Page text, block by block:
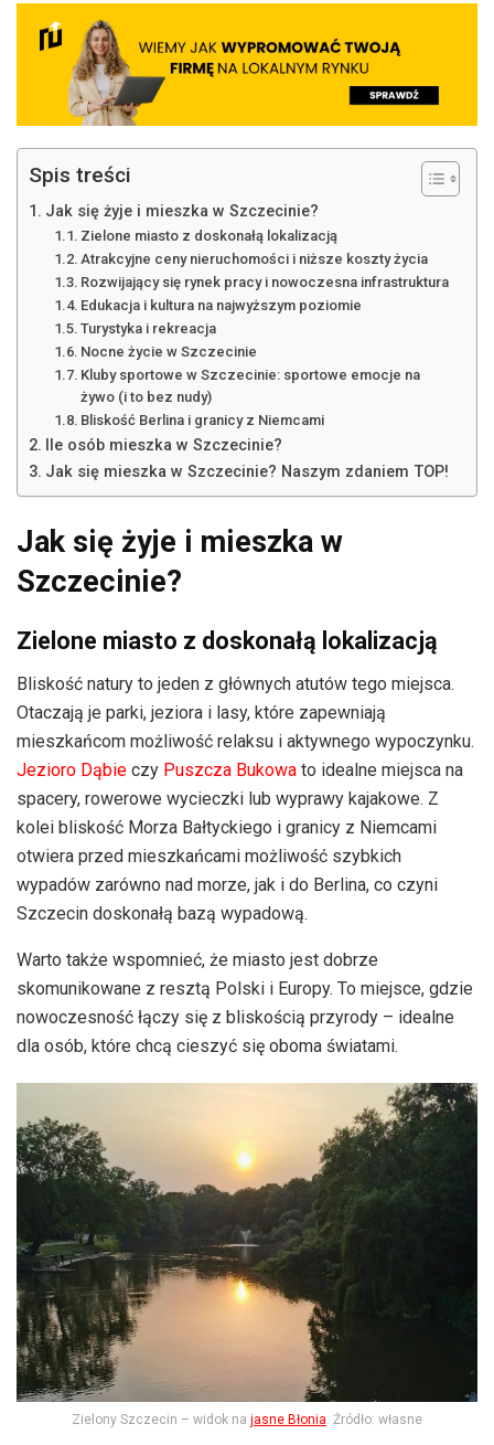
Spis treści
Jak się żyje i mieszka w Szczecinie?
Zielone miasto z doskonałą lokalizacją
Atrakcyjne ceny nieruchomości i niższe koszty życia
Rozwijający się rynek pracy i nowoczesna infrastruktura
Edukacja i kultura na najwyższym poziomie
Turystyka i rekreacja
Nocne życie w Szczecinie
Kluby sportowe w Szczecinie: sportowe emocje na
żywo (i to bez nudy)
Bliskość Berlina i granicy z Niemcami
Ile osób mieszka w Szczecinie?
Jak się mieszka w Szczecinie? Naszym zdaniem TOP!
Jak się żyje i mieszka w
Szczecinie?
Zielone miasto z doskonałą lokalizacją
Bliskość natury to jeden z głównych atutów tego miejsca.
Otaczają je parki, jeziora i lasy, które zapewniają
mieszkańcom możliwość relaksu i aktywnego wypoczynku.
Jezioro Dąbie czy Puszcza Bukowa to idealne miejsca na
spacery, rowerowe wycieczki lub wyprawy kajakowe. Z
kolei bliskość Morza Bałtyckiego i granicy z Niemcami
otwiera przed mieszkańcami możliwość szybkich
wypadów zarówno nad morze, jak i do Berlina, co czyni
Szczecin doskonałą bazą wypadową.
Warto także wspomnieć, że miasto jest dobrze
skomunikowane z resztą Polski i Europy. To miejsce, gdzie
nowoczesność łączy się z bliskością przyrody – idealne
dla osób, które chcą cieszyć się oboma światami.
Zielony Szczecin – widok na jasne Błonia. Źródło: własne